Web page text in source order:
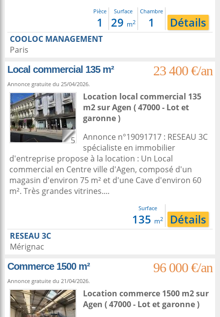
Pièce
1
Surface
29 m2
Chambre
1 Détails
COOLOC MANAGEMENT
Paris
Local commercial 135 m²
23 400 €/an
Annonce gratuite du 25/04/2026.
5
Location local commercial 135
m2surAgen ( 47000 - Lot et
garonne )
Annonce n°19091717 : RESEAU 3C
spécialiste en immobilier
d'entreprise propose à la location : Un Local
commercial en Centre ville d'Agen, composé d'un
magasin d'environ 75 m² et d'une Cave d'environ 60
m². Très grandes vitrines....
Surface
135 m2 Détails
RESEAU 3C
Mérignac
Commerce 1500 m²
96 000 €/an
Annonce gratuite du 21/04/2026.
Location commerce 1500 m2sur
Agen ( 47000 - Lot et garonne )